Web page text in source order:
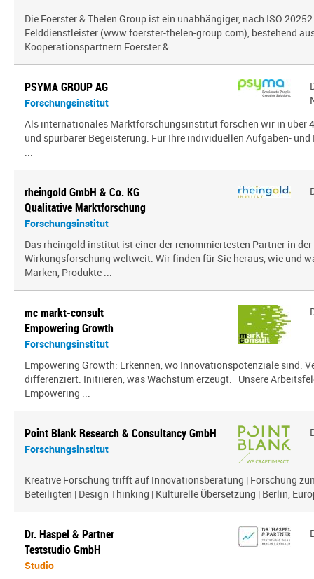
Die Foerster & Thelen Group ist ein unabhängiger, nach ISO
Felddienstleister (www.foerster-thelen-group.com), bestehend
Kooperationspartnern Foerster & ...
PSYMA GROUP AG
Forschungsinstitut
Als internationales Marktforschungsinstitut forschen wir in über
und spürbarer Begeisterung. Für Ihre individuellen Aufgaben-
...
rheingold GmbH & Co. KG
Qualitative Marktforschung
Forschungsinstitut
Das rheingold institut ist einer der renommiertesten Partner in
Wirkungsforschung weltweit. Wir finden für Sie heraus, wie und
Marken, Produkte ...
mc markt-consult
Empowering Growth
Forschungsinstitut
Empowering Growth: Erkennen, wo Innovationspotenziale sind.
differenziert. Initiieren, was Wachstum erzeugt. Unsere
Empowering ...
Point Blank Research & Consultancy GmbH
Forschungsinstitut
Kreative Forschung trifft auf Innovationsberatung | Forschung
Beteiligten | Design Thinking | Kulturelle Übersetzung | Berlin,
Dr. Haspel & Partner
Teststudio GmbH
Studio